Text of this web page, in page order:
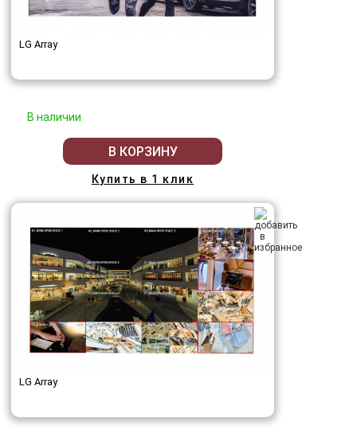
LG Array
В наличии
В КОРЗИНУ
Купить в 1 клик
LG Array